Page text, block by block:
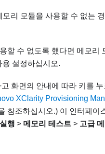
리 모듈을 사용할 수 없는
할 수 없도록 했다면 메모리
설정하십시오.
화면의 안내에 따라 키를
XClarity Provisioning
참조하십시오.) 이 인터페이
행 > 메모리 테스트 > 고급